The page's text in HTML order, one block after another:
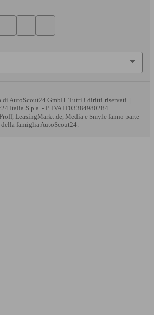
di AutoScout24 GmbH. Tutti i diritti riservati. |
Italia S.p.a. - P. IVA IT03384980284
LeasingMarkt.de, Media e Smyle fanno parte
della famiglia AutoScout24.